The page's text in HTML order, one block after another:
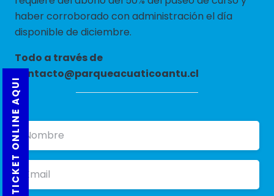
TICKET ONLINE AQUI
haber corroborado con administración el día
disponible de diciembre.
Todo a través de
contacto@parqueacuaticoantu.cl